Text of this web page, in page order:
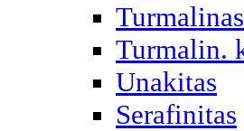
Turmalinas
Turmalin.
Unakitas
Serafinitas